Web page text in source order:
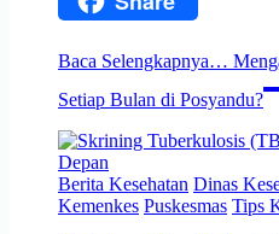
Baca Selengkapnya…
Setiap Bulan di Posyandu?
Berita Kesehatan Dinas
Kemenkes Puskesmas Tips